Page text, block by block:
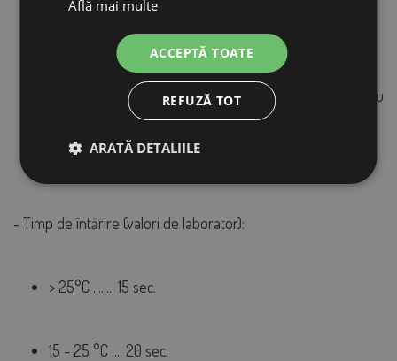
Adezivul lipește puternic și, mai presus de toate,
permanent blocurile de lemn și cauciuc de copită, iar cu
repetat.
- Timp de întărire (valori de laborator):
> 25°C ........ 15 sec.
15 - 25 °C .... 20 sec.
Află mai multe
ACCEPTĂ TOATE
REFUZĂ TOT
ARATĂ DETALIILE